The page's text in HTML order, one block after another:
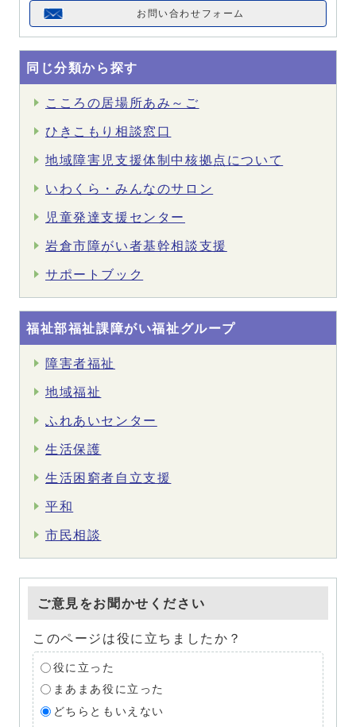
お問い合わせフォーム
同じ分類から探す
こころの居場所あみ～ご
ひきこもり相談窓口
地域障害児支援体制中核拠点について
いわくら・みんなのサロン
児童発達支援センター
岩倉市障がい者基幹相談支援
サポートブック
福祉部福祉課障がい福祉グループ
障害者福祉
地域福祉
ふれあいセンター
生活保護
生活困窮者自立支援
平和
市民相談
ご意見をお聞かせください
このページは役に立ちましたか？
役に立った
まあまあ役に立った
どちらともいえない